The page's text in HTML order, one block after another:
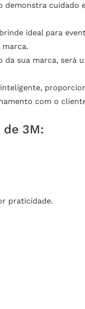
demonstra cuidado
ideal para
sua marca, será
com o
3M:
praticidade.